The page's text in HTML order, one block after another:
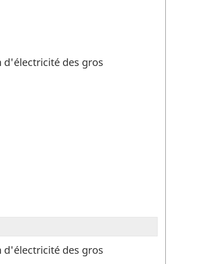
d'électricité des gros
d'électricité des gros